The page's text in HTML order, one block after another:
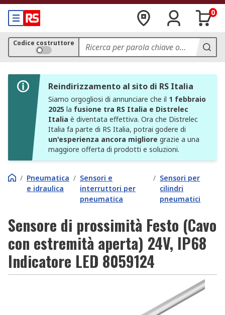
0
Codice costruttore
Reindirizzamento al sito di RS Italia
Siamo orgogliosi di annunciare che il 1 febbraio
2025 la fusione tra RS Italia e Distrelec
Italia è diventata effettiva. Ora che Distrelec
Italia fa parte di RS Italia, potrai godere di
un'esperienza ancora migliore grazie a una
maggiore offerta di prodotti e soluzioni.
/ Pneumatica
e idraulica
/ Sensori e
interruttori per
pneumatica
/ Sensori per
cilindri
pneumatici
Sensore di prossimità Festo (Cavo
con estremità aperta) 24V, IP68
Indicatore LED 8059124